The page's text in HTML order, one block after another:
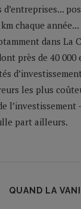
chaque
dans La
près de 40
les plus
part ailleurs.
QUAND LA